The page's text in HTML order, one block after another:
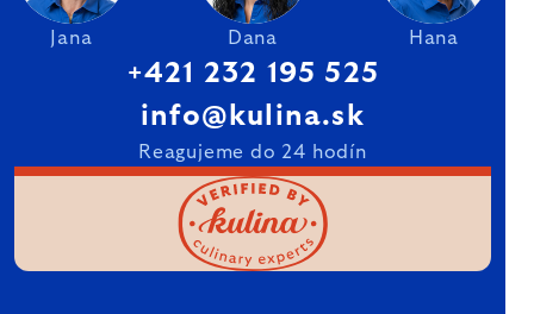
Jana Dana Hana
+421 232 195 525
info@kulina.sk
Reagujeme do 24 hodín